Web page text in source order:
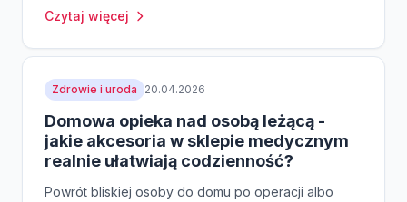
Czytaj więcej
Zdrowie i uroda 20.04.2026
Domowa opieka nad osobą leżącą -
jakie akcesoria w sklepie medycznym
realnie ułatwiają codzienność?
Powrót bliskiej osoby do domu po operacji albo